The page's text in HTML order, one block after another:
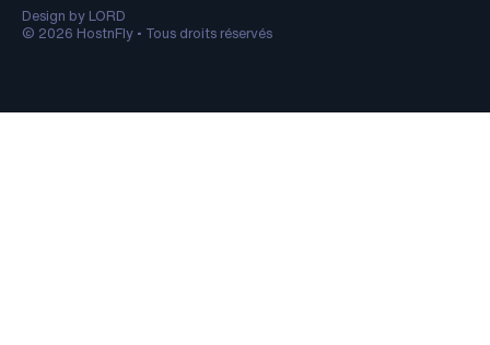
Design by LORD
© 2026 HostnFly • Tous droits réservés